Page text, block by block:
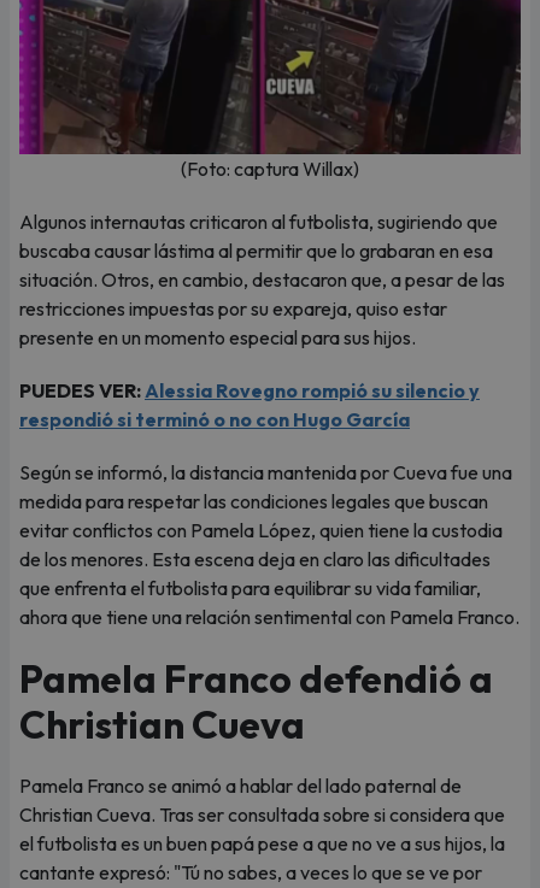
(Foto: captura Willax)
Algunos internautas criticaron al futbolista, sugiriendo que
buscaba causar lástima al permitir que lo grabaran en esa
situación. Otros, en cambio, destacaron que, a pesar de las
restricciones impuestas por su expareja, quiso estar
presente en un momento especial para sus hijos.
PUEDES VER:Alessia Rovegno rompió su silencio y
respondió si terminó o no con Hugo García
Según se informó, la distancia mantenida por Cueva fue una
medida para respetar las condiciones legales que buscan
evitar conflictos con Pamela López, quien tiene la custodia
de los menores. Esta escena deja en claro las dificultades
que enfrenta el futbolista para equilibrar su vida familiar,
ahora que tiene una relación sentimental con Pamela Franco.
Pamela Franco defendió a
Christian Cueva
Pamela Franco se animó a hablar del lado paternal de
Christian Cueva. Tras ser consultada sobre si considera que
el futbolista es un buen papá pese a que no ve a sus hijos, la
cantante expresó: "Tú no sabes, a veces lo que se ve por